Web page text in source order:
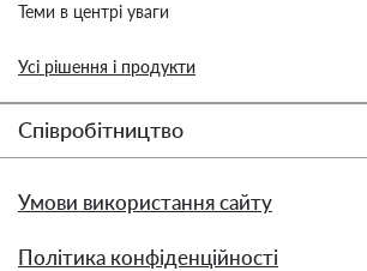
Теми в центрі уваги
Усі рішення і продукти
Співробітництво
Умови використання сайту
Політика конфіденційності